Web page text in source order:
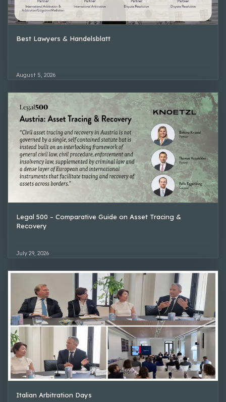
Best Lawyers & Handelsblatt
August 5, 2026
Legal 500 – Comparative Guide on Asset Tracing &
Recovery
July 29, 2026
Italian Arbitration Days